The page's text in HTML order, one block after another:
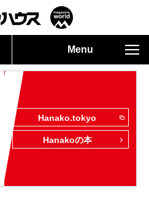
Menu
Hanako.tokyo
Hanakoの本